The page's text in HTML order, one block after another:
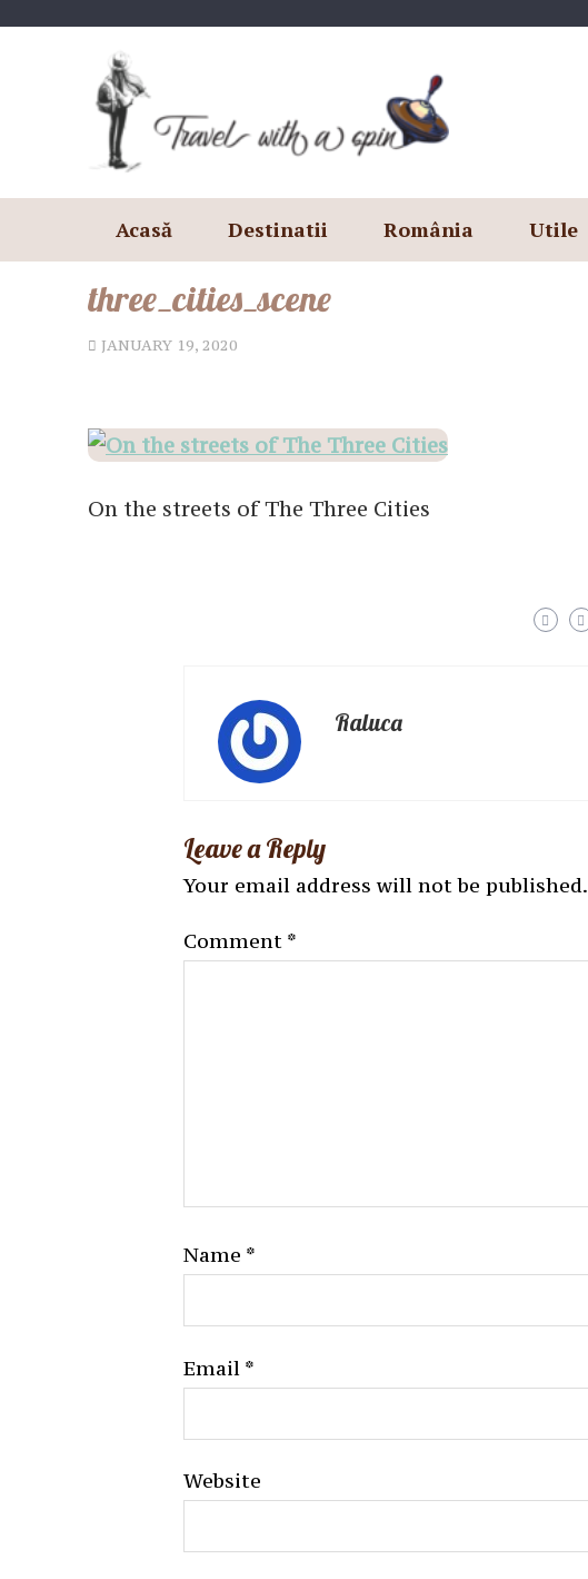
Acasă Destinatii România Utile
three_cities_scene
JANUARY 19, 2020
On the streets of The Three Cities
Raluca
Leave a Reply
Your email address will not be published.
Comment *
Name *
Email *
Website